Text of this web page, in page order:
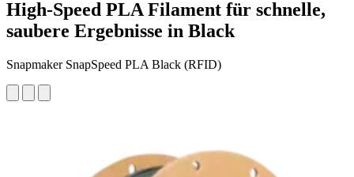
High-Speed PLA Filament für schnelle,
saubere Ergebnisse in Black
Snapmaker SnapSpeed PLA Black (RFID)